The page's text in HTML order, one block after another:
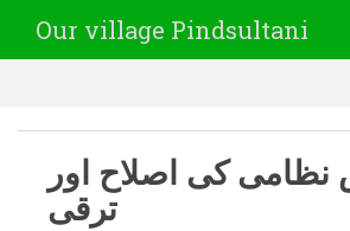
Our village Pindsultani
کی اصلاح اور
ترقی